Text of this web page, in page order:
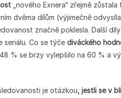
„nového Exnera“ zřejmě
dvěma dílům (výjimečně
značně poklesla. Další
seriálu. Co se týče diváckého
% se brzy vylepšilo na 60 % a
je otázkou, jestli se v